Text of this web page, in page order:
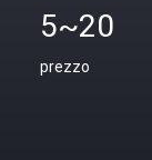
5~20
prezzo